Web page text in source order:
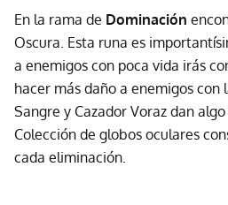
En la rama de Dominación
Oscura. Esta runa es
a enemigos con poca vida irás
hacer más daño a enemigos con
Sangre y Cazador Voraz dan
Colección de globos oculares
cada eliminación.